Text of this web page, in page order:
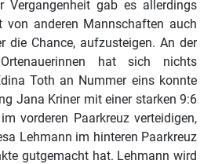
Vergangenheit gab es allerdings
von anderen Mannschaften auch
die Chance, aufzusteigen. An der
hat sich nichts
Toth an Nummer eins konnte
Jana Kriner mit einer starken 9:6
vorderen Paarkreuz verteidigen,
Lehmann im hinteren Paarkreuz
gutgemacht hat. Lehmann wird